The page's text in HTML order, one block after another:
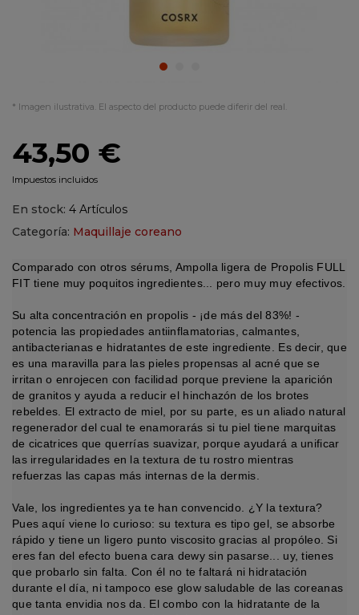
* Imagen ilustrativa. El aspecto del producto puede diferir del real.
43,50 €
Impuestos incluidos
En stock: 4 Artículos
Categoría: Maquillaje coreano
Comparado con otros sérums, Ampolla ligera de Propolis FULL
FIT tiene muy poquitos ingredientes... pero muy muy efectivos.
Su alta concentración en propolis - ¡de más del 83%! -
potencia las propiedades antiinflamatorias, calmantes,
antibacterianas e hidratantes de este ingrediente. Es decir, que
es una maravilla para las pieles propensas al acné que se
irritan o enrojecen con facilidad porque previene la aparición
de granitos y ayuda a reducir el hinchazón de los brotes
rebeldes. El extracto de miel, por su parte, es un aliado natural
regenerador del cual te enamorarás si tu piel tiene marquitas
de cicatrices que querrías suavizar, porque ayudará a unificar
las irregularidades en la textura de tu rostro mientras
refuerzas las capas más internas de la dermis.
Vale, los ingredientes ya te han convencido. ¿Y la textura?
Pues aquí viene lo curioso: su textura es tipo gel, se absorbe
rápido y tiene un ligero punto viscosito gracias al propóleo. Si
eres fan del efecto buena cara dewy sin pasarse... uy, tienes
que probarlo sin falta. Con él no te faltará ni hidratación
durante el día, ni tampoco ese glow saludable de las coreanas
que tanta envidia nos da. El combo con la hidratante de la